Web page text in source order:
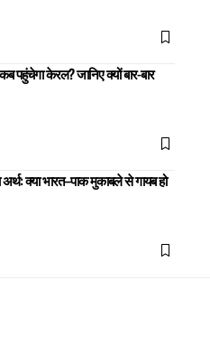
केरल? जानिए क्यों बार-बार
क्या भारत–पाक मुकाबले से गायब हो